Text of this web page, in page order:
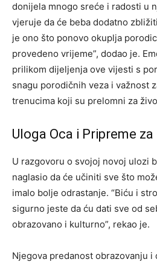
donijela mnogo sreće i radosti u
vjeruje da će beba dodatno
je ono što ponovo okuplja
provedeno vrijeme”, dodao je.
prilikom dijeljenja ove vijesti s
snagu porodičnih veza i važnost
trenucima koji su prelomni za
Uloga Oca i Pripreme
U razgovoru o svojoj novoj ulozi
naglasio da će učiniti sve što
imalo bolje odrastanje. “Biću i
sigurno jeste da ću dati sve od
obrazovano i kulturno”, rekao je.
Njegova predanost obrazovanju